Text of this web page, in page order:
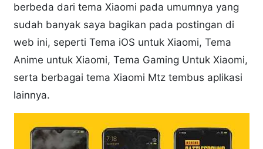
berbeda dari tema Xiaomi pada umumnya yang
sudah banyak saya bagikan pada postingan di
web ini, seperti Tema iOS untuk Xiaomi, Tema
Anime untuk Xiaomi, Tema Gaming Untuk Xiaomi,
serta berbagai tema Xiaomi Mtz tembus aplikasi
lainnya.